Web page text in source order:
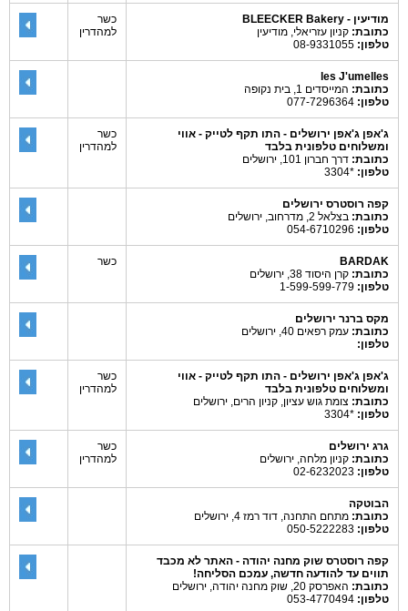
מודיעין - BLEECKER Bakery
כתובת: קניון עזריאלי, מודיעין
טלפון:
כשר
למהדרין
les J'umelles
כתובת: המייסדים 1, בית נקופה
טלפון:
ג'אפן ג'אפן ירושלים - התו תקף לטייק - אווי
ומשלוחים טלפונית בלבד
כתובת: דרך חברון 101, ירושלים
טלפון: *3304
כשר
למהדרין
קפה רוסטרס ירושלים
כתובת: בצלאל 2, מדרחוב, ירושלים
טלפון:
BARDAK
כתובת: קרן היסוד 38, ירושלים
טלפון:
כשר
מקס ברנר ירושלים
כתובת: עמק רפאים 40, ירושלים
טלפון:
ג'אפן ג'אפן ירושלים - התו תקף לטייק - אווי
ומשלוחים טלפונית בלבד
כתובת: צומת גוש עציון, קניון הרים, ירושלים
טלפון: *3304
כשר
למהדרין
גרג ירושלים
כתובת: קניון מלחה, ירושלים
טלפון:
כשר
למהדרין
הבוטקה
כתובת: מתחם התחנה, דוד רמז 4, ירושלים
טלפון:
קפה רוסטרס שוק מחנה יהודה - האתר לא מכבד
תווים עד להודעה חדשה, עמכם הסליחה!
כתובת: האפרסק 20, שוק מחנה יהודה, ירושלים
טלפון: